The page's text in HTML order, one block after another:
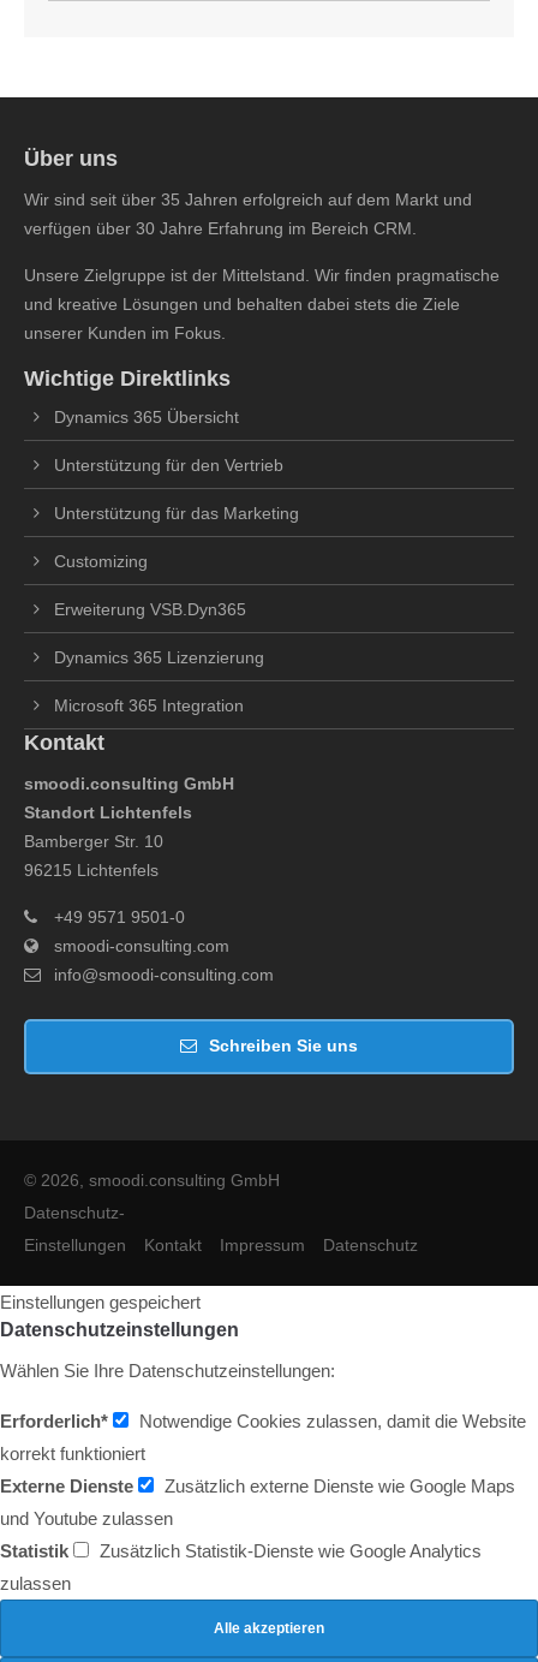
Über uns
Wir sind seit über 35 Jahren erfolgreich auf dem Markt und
verfügen über 30 Jahre Erfahrung im Bereich CRM.
Unsere Zielgruppe ist der Mittelstand. Wir finden pragmatische
und kreative Lösungen und behalten dabei stets die Ziele
unserer Kunden im Fokus.
Wichtige Direktlinks
Dynamics 365 Übersicht
Unterstützung für den Vertrieb
Unterstützung für das Marketing
Customizing
Erweiterung VSB.Dyn365
Dynamics 365 Lizenzierung
Microsoft 365 Integration
Kontakt
smoodi.consulting GmbH
Standort Lichtenfels
Bamberger Str. 10
96215 Lichtenfels
+49 9571 9501-0
smoodi-consulting.com
info@smoodi-consulting.com
Schreiben Sie uns
© 2026, smoodi.consulting GmbH
Datenschutz-
Einstellungen
Kontakt Impressum Datenschutz
Einstellungen gespeichert
Datenschutzeinstellungen
Wählen Sie Ihre Datenschutzeinstellungen:
Erforderlich*
Notwendige Cookies zulassen, damit die Website
korrekt funktioniert
Externe Dienste
Zusätzlich externe Dienste wie Google Maps
und Youtube zulassen
Statistik
Zusätzlich Statistik-Dienste wie Google Analytics
zulassen